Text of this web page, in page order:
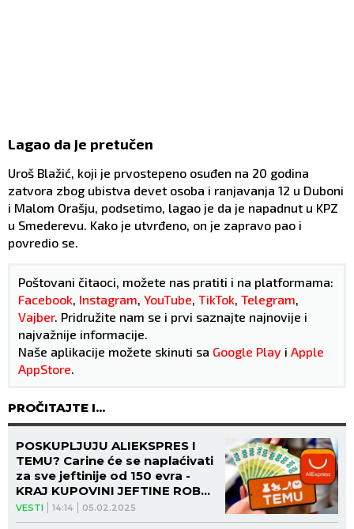
Lagao da je pretučen
Uroš Blažić, koji je prvostepeno osuđen na 20 godina
zatvora zbog ubistva devet osoba i ranjavanja 12 u Duboni
i Malom Orašju, podsetimo, lagao je da je napadnut u KPZ
u Smederevu. Kako je utvrđeno, on je zapravo pao i
povredio se.
Poštovani čitaoci, možete nas pratiti i na platformama:
Facebook, Instagram, YouTube, TikTok, Telegram,
Vajber. Pridružite nam se i prvi saznajte najnovije i
najvažnije informacije.
Naše aplikacije možete skinuti sa Google Play i Apple
AppStore.
PROČITAJTE I...
VESTI 14:14 05.02.2025
POSKUPLJUJU ALIEKSPRES I
TEMU? Carine će se naplaćivati
za sve jeftinije od 150 evra -
KRAJ KUPOVINI JEFTINE ROBE
IZ KINE!